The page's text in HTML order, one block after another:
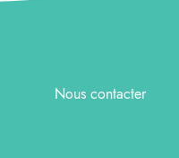
Nous contacter